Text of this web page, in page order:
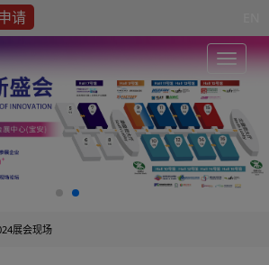
请
展会现场